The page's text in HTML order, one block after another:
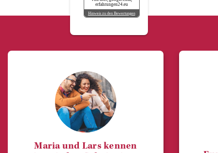
erfahrungen24.eu
Hinweis zu den Bewertungen
Maria und Lars kennen